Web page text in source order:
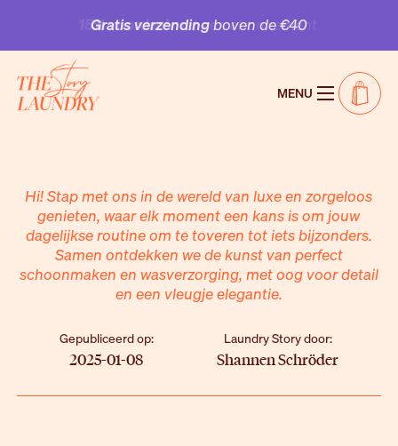
15% voordeelmet een abonnement
Gratis verzendingboven de €40
Schrijf je in voor onze nieuwsbrief en krijg15%
op je eerste bestelling
MENU Add to
Hi! Stap met ons in de wereld van luxe en zorgeloos
genieten, waar elk moment een kans is om jouw
dagelijkse routine om te toveren tot iets bijzonders.
Samen ontdekken we de kunst van perfect
schoonmaken en wasverzorging, met oog voor detail
en een vleugje elegantie.
Gepubliceerd op:
2025-01-08
Laundry Story door:
Shannen Schröder